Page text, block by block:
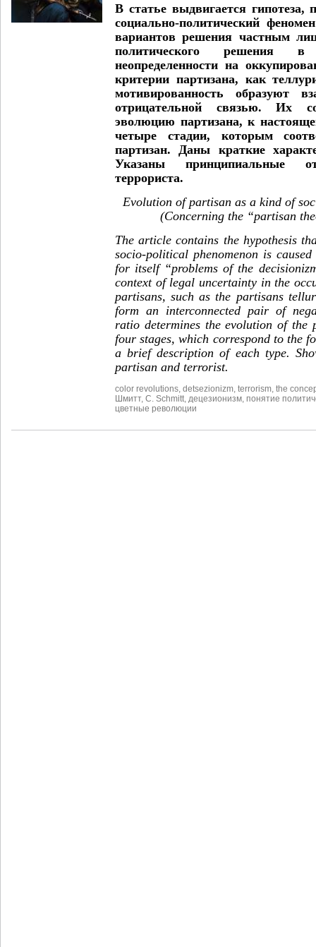
В статье выдвигается гипотеза,
социально-политический
вариантов решения частным
политического решения в
неопределенности на
критерии партизана, как
мотивированность образуют
отрицательной связью. Их
эволюцию партизана, к
четыре стадии, которым
партизан. Даны краткие
Указаны принципиальные
террориста.
Evolution of partisan as a kind of
(Concerning the “partisan
The article contains the hypothesis
socio-political phenomenon is
for itself “problems of the
context of legal uncertainty in the
partisans, such as the partisans
form an interconnected pair of
ratio determines the evolution of the
four stages, which correspond to the
a brief description of each type.
partisan and terrorist.
color revolutions detsezionizm terrorism the
Шмитт, С. Schmitt децезионизм понятие
цветные революции